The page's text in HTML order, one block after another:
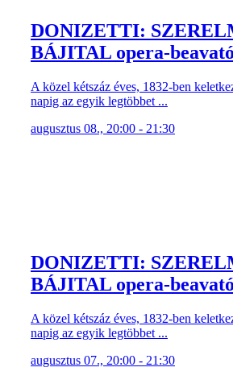
DONIZETTI:
BÁJITAL opera-
A közel kétszáz éves, 1832-ben
napig az egyik legtöbbet ...
augusztus 08., 20:00 - 21:30
DONIZETTI:
BÁJITAL opera-
A közel kétszáz éves, 1832-ben
napig az egyik legtöbbet ...
augusztus 07., 20:00 - 21:30